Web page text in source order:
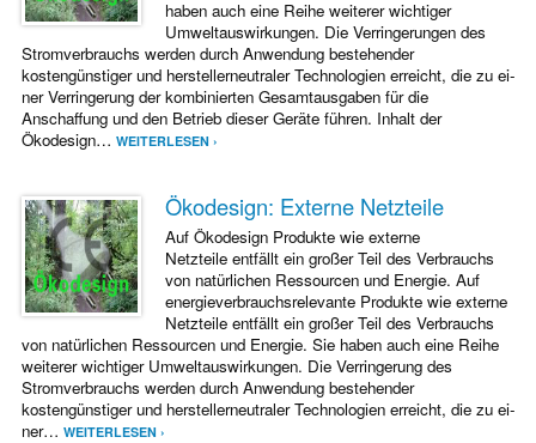
haben auch eine Reihe weiterer wichtiger
Umweltauswirkungen. Die Verringerungen des
Stromverbrauchs werden durch Anwendung bestehender
kostengünstiger und her­stellerneutraler Technologien erreicht, die zu ei­
ner Verringerung der kombinierten Gesamtausgaben für die
Anschaffung und den Betrieb dieser Geräte führen. Inhalt der
Ökodesign… WEITERLESEN ›
Ökodesign: Externe Netzteile
Auf Ökodesign Produkte wie externe
Netzteile entfällt ein großer Teil des Verbrauchs
von natürlichen Ressourcen und Energie. Auf
energieverbrauchsrelevante Produkte wie externe
Netzteile entfällt ein großer Teil des Verbrauchs
von natürlichen Ressourcen und Energie. Sie haben auch eine Reihe
weiterer wichtiger Umweltauswirkungen. Die Verringerung des
Stromverbrauchs werden durch Anwendung bestehender
kostengünstiger und her­stellerneutraler Technologien erreicht, die zu ei­
ner… WEITERLESEN ›